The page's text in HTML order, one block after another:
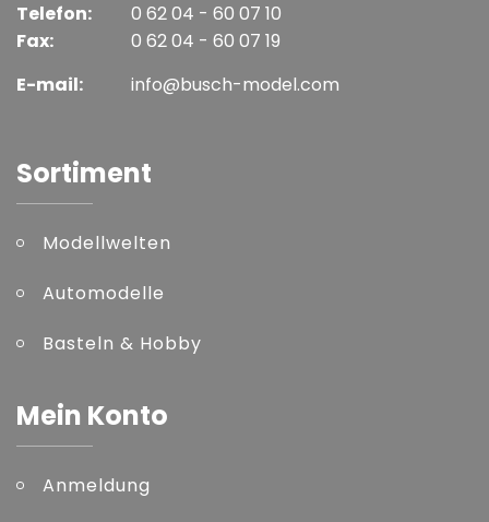
Telefon:
Fax:
0 62 04 - 60 07 10
0 62 04 - 60 07 19
E-mail:
info@busch-model.com
Sortiment
Modellwelten
Automodelle
Basteln & Hobby
Mein Konto
Anmeldung